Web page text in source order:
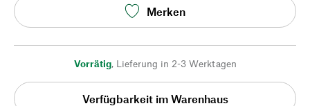
Merken
Vorrätig, Lieferung in 2-3 Werktagen
Verfügbarkeit im Warenhaus